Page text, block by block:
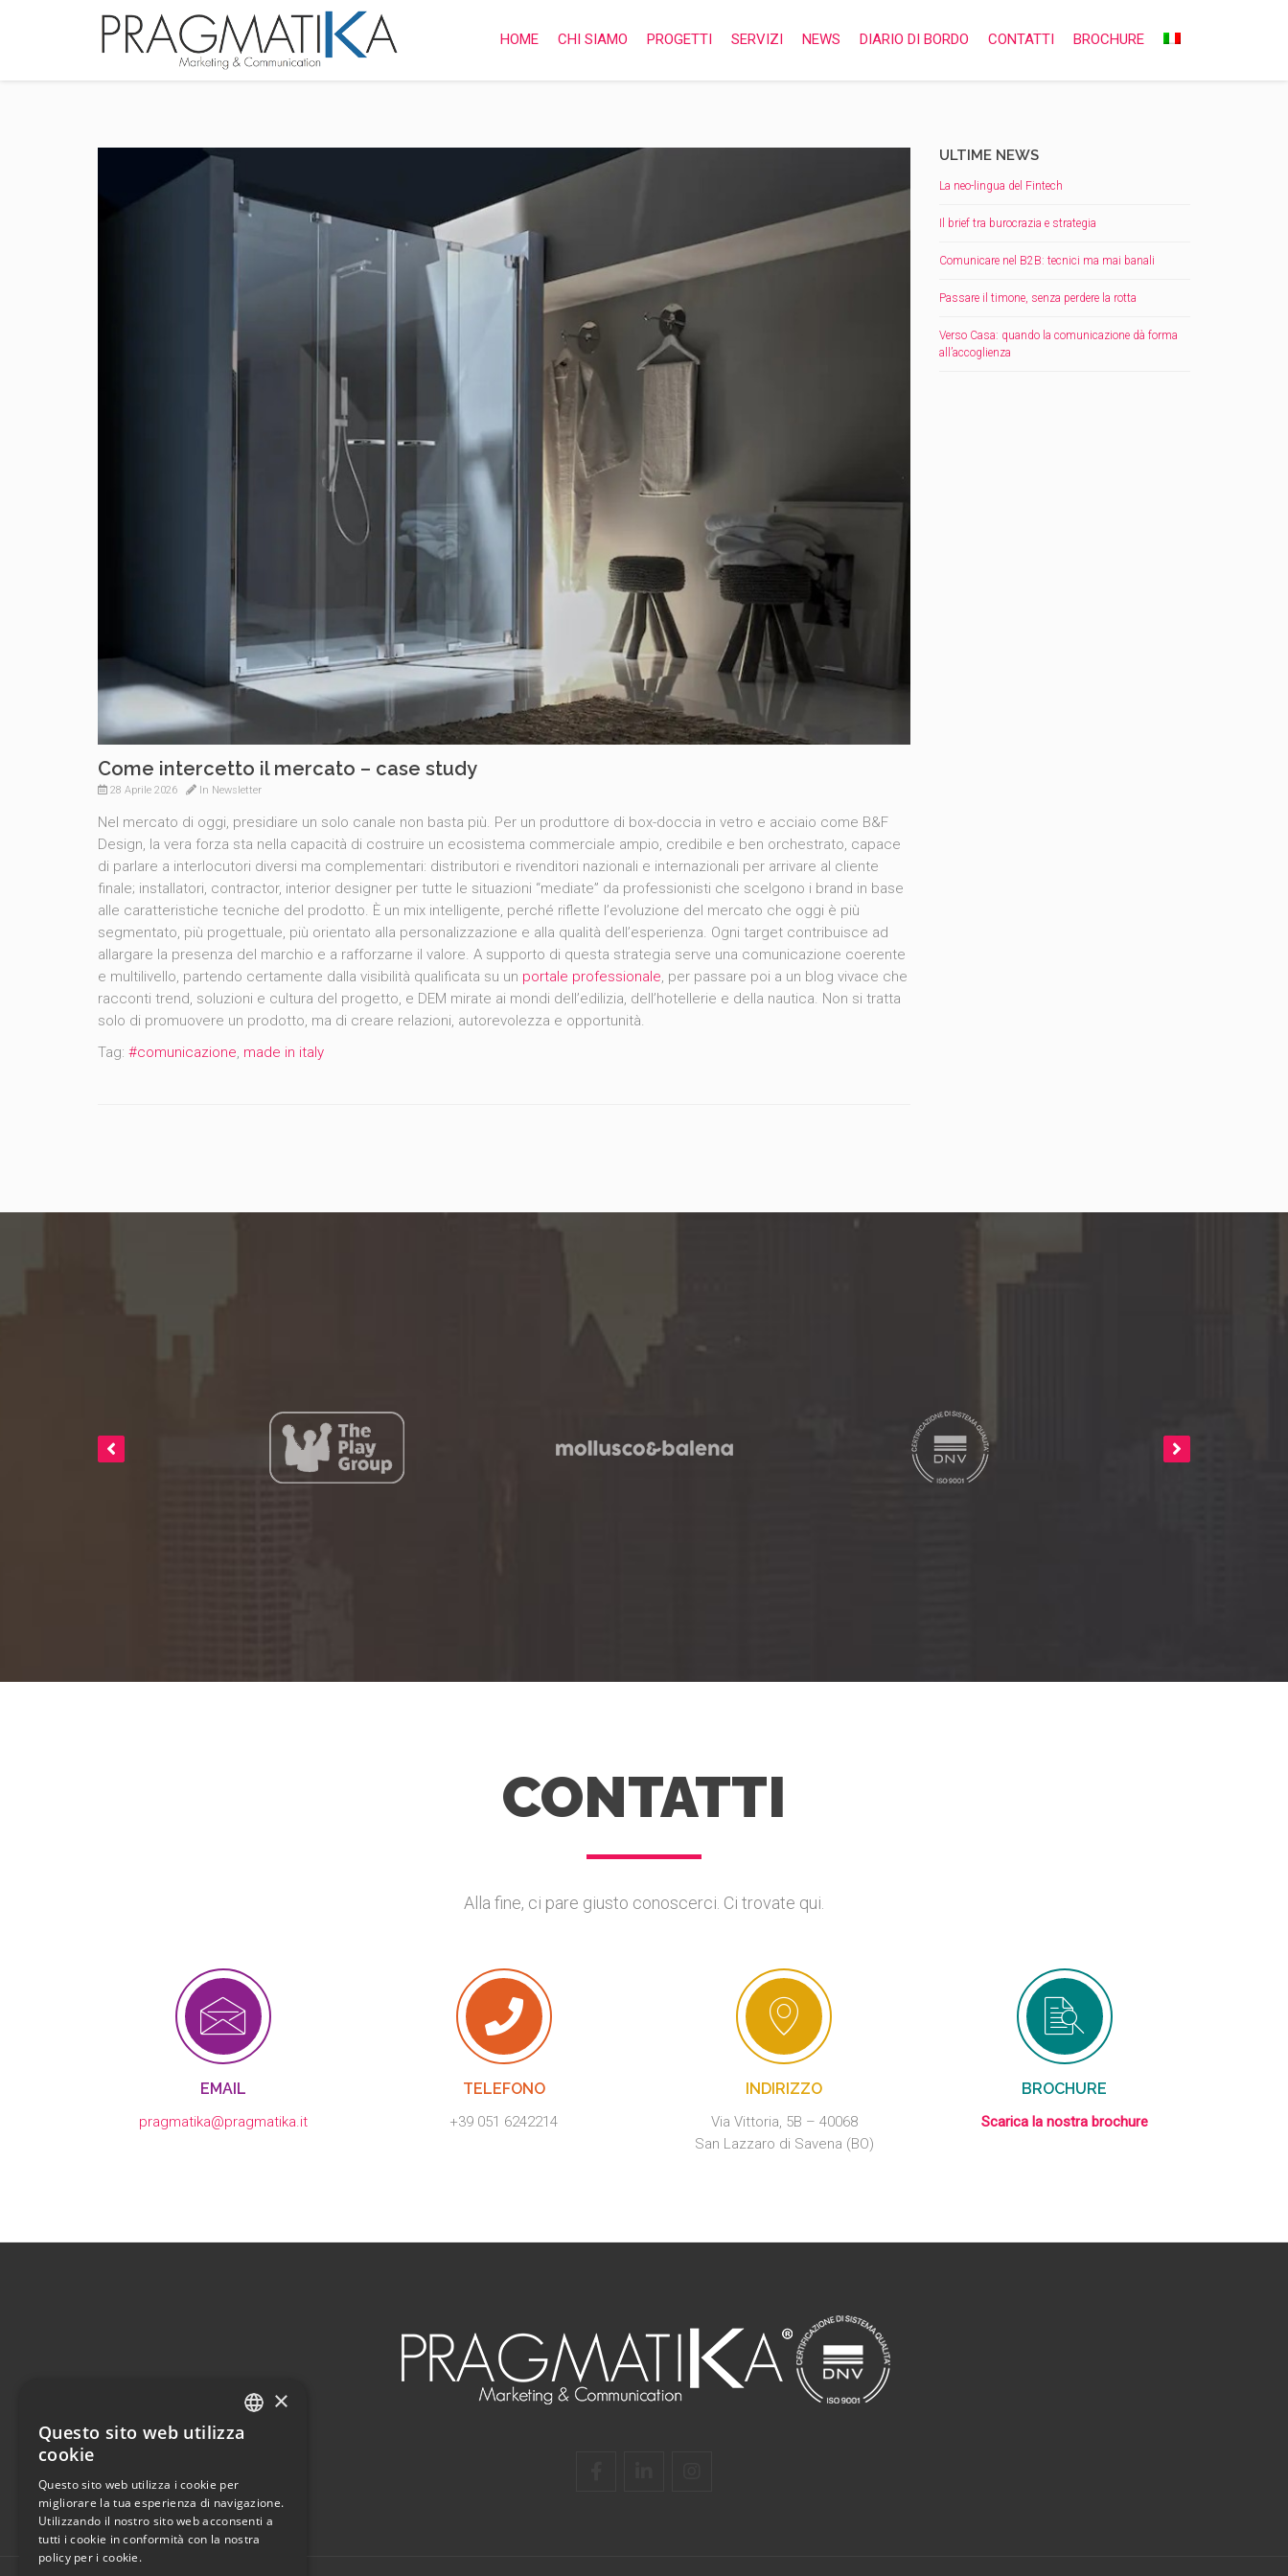
HOME CHI SIAMO PROGETTI SERVIZI NEWS DIARIO DI BORDO CONTATTI BROCHURE
Come intercetto il mercato – case study
28 Aprile 2026 In Newsletter
Nel mercato di oggi, presidiare un solo canale non basta più. Per un produttore di box-doccia in vetro e acciaio come B&F
Design, la vera forza sta nella capacità di costruire un ecosistema commerciale ampio, credibile e ben orchestrato, capace
di parlare a interlocutori diversi ma complementari: distributori e rivenditori nazionali e internazionali per arrivare al cliente
finale; installatori, contractor, interior designer per tutte le situazioni “mediate” da professionisti che scelgono i brand in base
alle caratteristiche tecniche del prodotto. È un mix intelligente, perché riflette l’evoluzione del mercato che oggi è più
segmentato, più progettuale, più orientato alla personalizzazione e alla qualità dell’esperienza. Ogni target contribuisce ad
allargare la presenza del marchio e a rafforzarne il valore. A supporto di questa strategia serve una comunicazione coerente
e multilivello, partendo certamente dalla visibilità qualificata su un portale professionale, per passare poi a un blog vivace che
racconti trend, soluzioni e cultura del progetto, e DEM mirate ai mondi dell’edilizia, dell’hotellerie e della nautica. Non si tratta
solo di promuovere un prodotto, ma di creare relazioni, autorevolezza e opportunità.
Tag: #comunicazione, made in italy
ULTIME NEWS
La neo-lingua del Fintech
Il brief tra burocrazia e strategia
Comunicare nel B2B: tecnici ma mai banali
Passare il timone, senza perdere la rotta
Verso Casa: quando la comunicazione dà forma
all’accoglienza
CONTATTI
Alla fine, ci pare giusto conoscerci. Ci trovate qui.
EMAIL
pragmatika@pragmatika.it
TELEFONO
+39 051 6242214
INDIRIZZO
Via Vittoria, 5B – 40068
San Lazzaro di Savena (BO)
BROCHURE
Scarica la nostra brochure
×
Questo sito web utilizza
cookie
Questo sito web utilizza i cookie per
migliorare la tua esperienza di navigazione.
Utilizzando il nostro sito web acconsenti a
tutti i cookie in conformità con la nostra
policy per i cookie.